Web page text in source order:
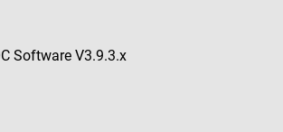
Software V3.9.3.x